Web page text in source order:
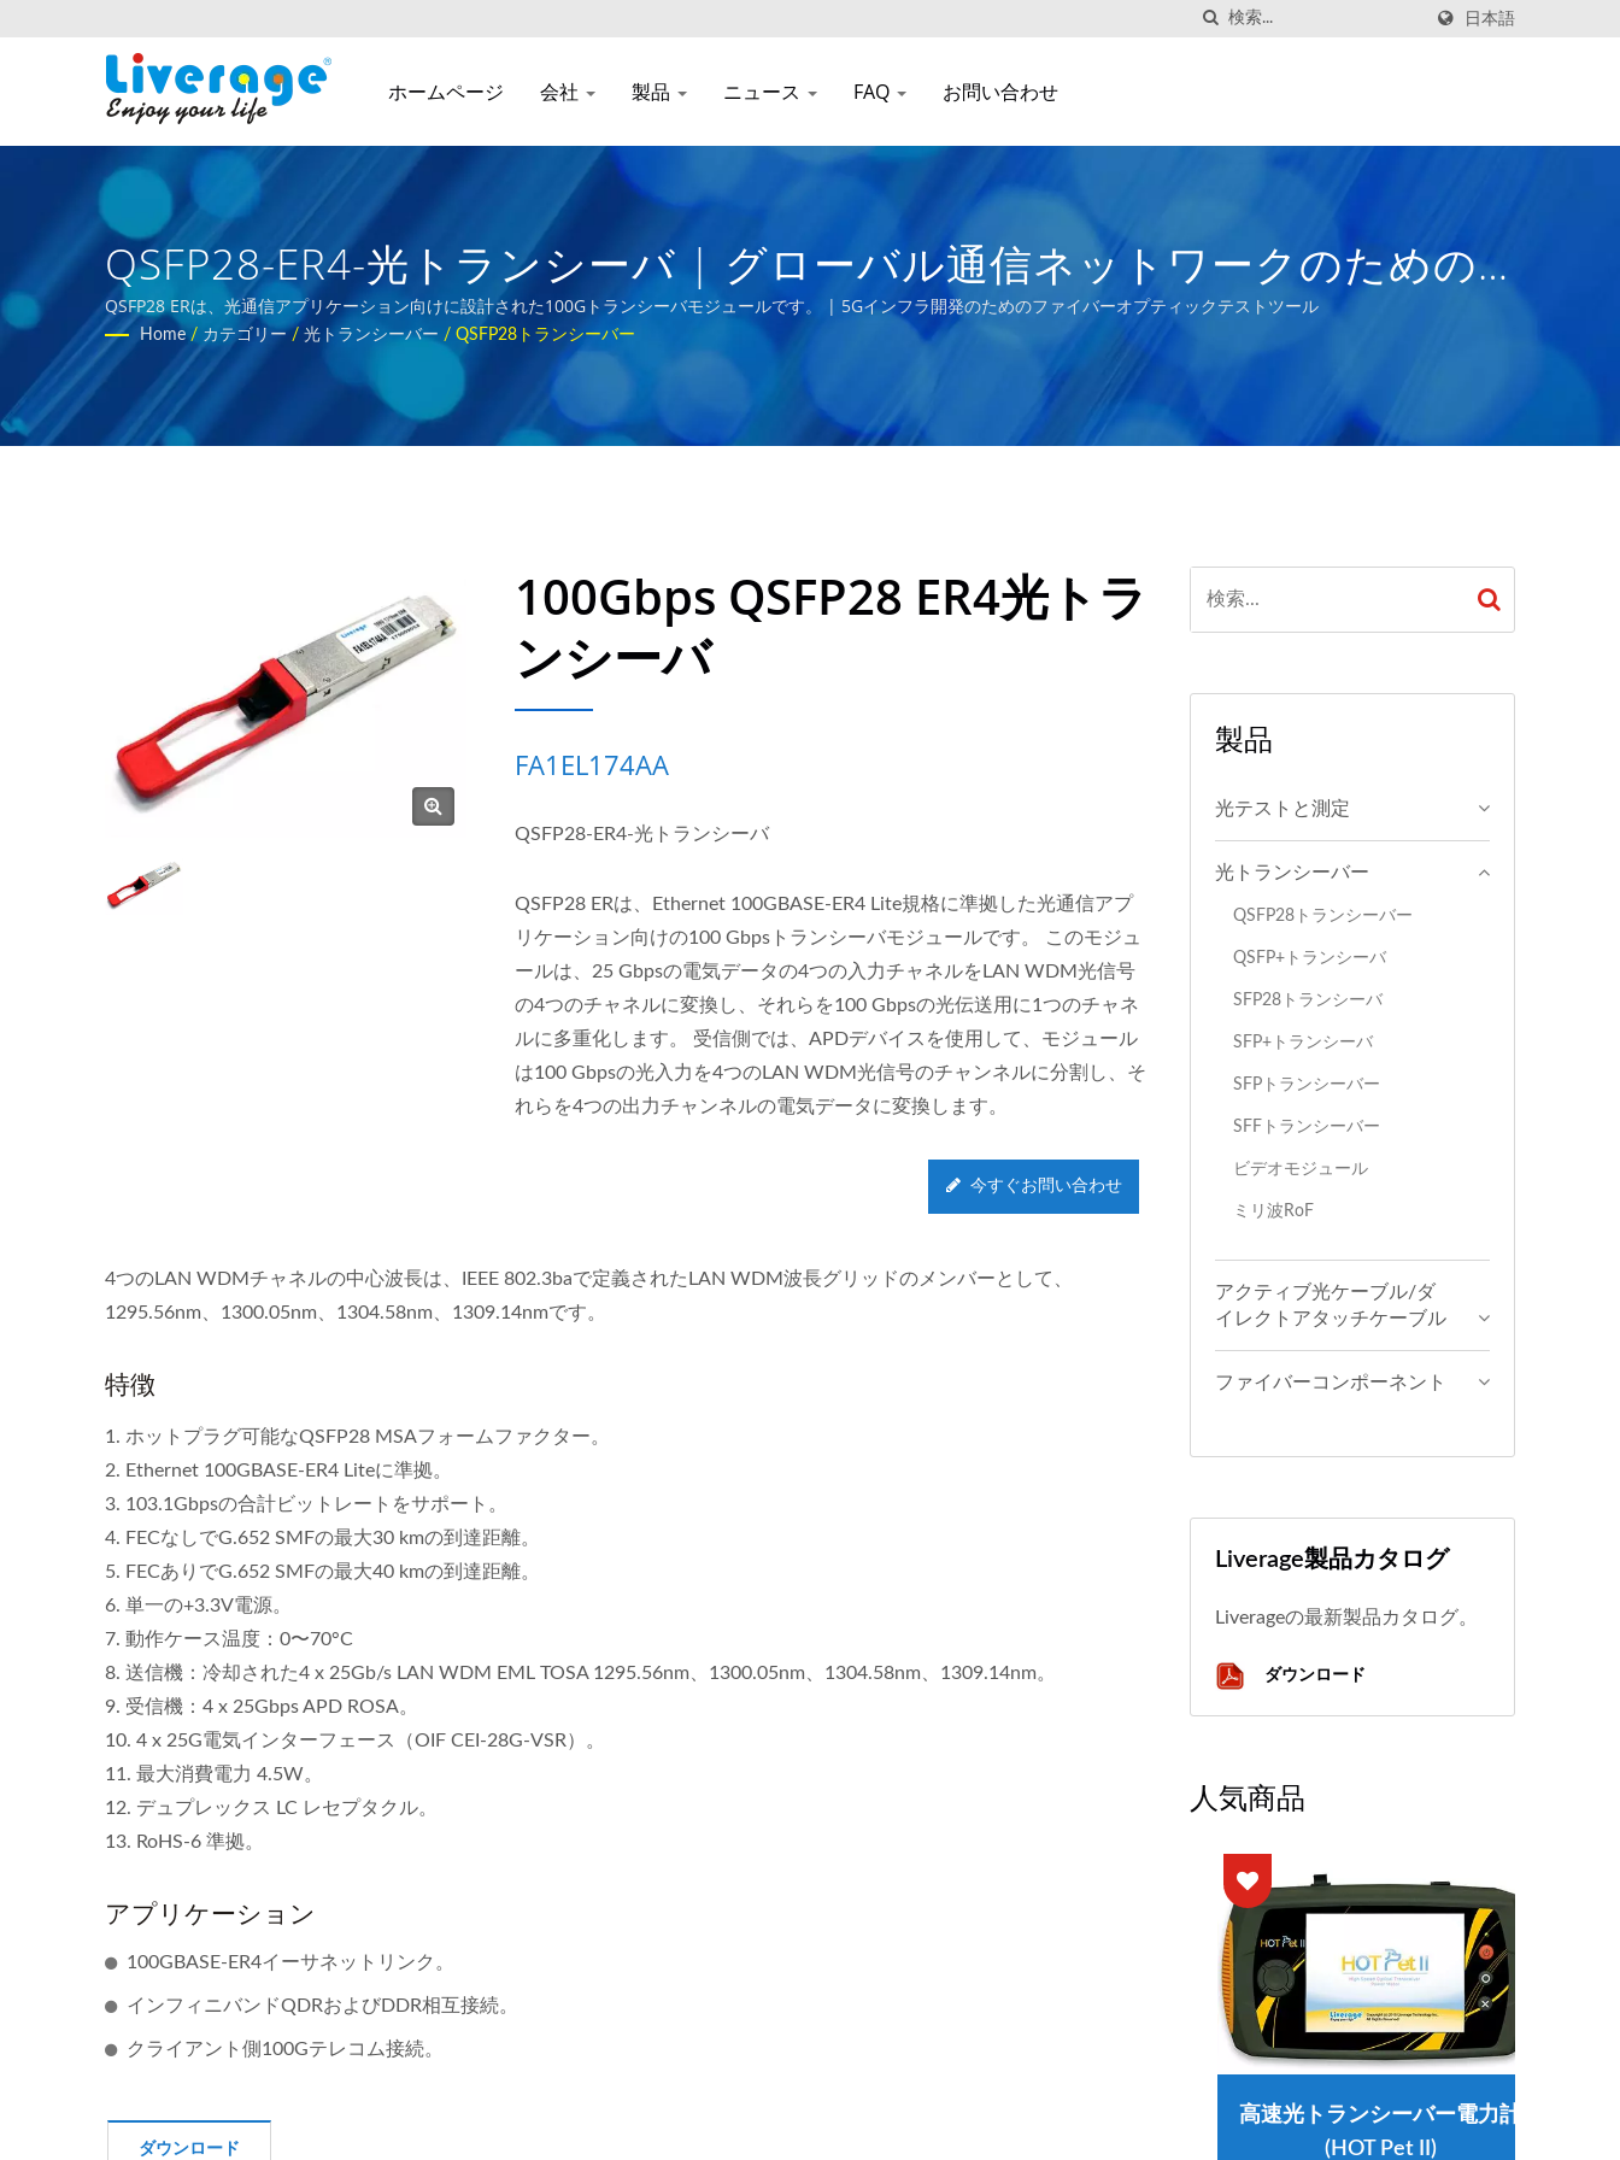
日本語
ホームページ 会社 製品 ニュース FAQ お問い合わせ
QSFP28-ER4-光トランシーバ | グローバル通信ネットワークのための
SPFおよびQSPFモジュール
QSFP28 ERは、光通信アプリケーション向けに設計された100Gトランシーバモジュールです。 | 5Gインフラ開発のためのファイバーオプティックテストツール
Home / カテゴリー / 光トランシーバー / QSFP28トランシーバー
100Gbps QSFP28 ER4光トラ
ンシーバ
FA1EL174AA
QSFP28-ER4-光トランシーバ
QSFP28 ERは、Ethernet 100GBASE-ER4 Lite規格に準拠した光通信アプ
リケーション向けの100 Gbpsトランシーバモジュールです。 このモジュ
ールは、25 Gbpsの電気データの4つの入力チャネルをLAN WDM光信号
の4つのチャネルに変換し、それらを100 Gbpsの光伝送用に1つのチャネ
ルに多重化します。 受信側では、APDデバイスを使用して、モジュール
は100 Gbpsの光入力を4つのLAN WDM光信号のチャンネルに分割し、そ
れらを4つの出力チャンネルの電気データに変換します。
今すぐお問い合わせ
4つのLAN WDMチャネルの中心波長は、IEEE 802.3baで定義されたLAN WDM波長グリッドのメンバーとして、
1295.56nm、1300.05nm、1304.58nm、1309.14nmです。
特徴
1. ホットプラグ可能なQSFP28 MSAフォームファクター。
2. Ethernet 100GBASE-ER4 Liteに準拠。
3. 103.1Gbpsの合計ビットレートをサポート。
4. FECなしでG.652 SMFの最大30 kmの到達距離。
5. FECありでG.652 SMFの最大40 kmの到達距離。
6. 単一の+3.3V電源。
7. 動作ケース温度：0〜70°C
8. 送信機：冷却された4 x 25Gb/s LAN WDM EML TOSA 1295.56nm、1300.05nm、1304.58nm、1309.14nm。
9. 受信機：4 x 25Gbps APD ROSA。
10. 4 x 25G電気インターフェース（OIF CEI-28G-VSR）。
11. 最大消費電力 4.5W。
12. デュプレックス LC レセプタクル。
13. RoHS-6 準拠。
アプリケーション
100GBASE-ER4イーサネットリンク。
インフィニバンドQDRおよびDDR相互接続。
クライアント側100Gテレコム接続。
ダウンロード
製品
光テストと測定
光トランシーバー
QSFP28トランシーバー
QSFP+トランシーバ
SFP28トランシーバ
SFP+トランシーバ
SFPトランシーバー
SFFトランシーバー
ビデオモジュール
ミリ波RoF
アクティブ光ケーブル/ダ
イレクトアタッチケーブル
ファイバーコンポーネント
Liverage製品カタログ
Liverageの最新製品カタログ。
ダウンロード
人気商品
Ibert X1 Mini
高速光トランシーバー電力計
(HOT Pet II)